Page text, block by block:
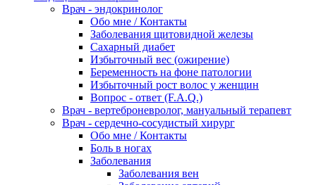
Врач - эндокринолог
Обо мне / Контакты
Заболевания щитовидной железы
Сахарный диабет
Избыточный вес (ожирение)
Беременность на фоне патологии
Избыточный рост волос у женщин
Вопрос - ответ (F.A.Q.)
Врач - вертеброневролог, мануальный терапевт
Врач - сердечно-сосудистый хирург
Обо мне / Контакты
Боль в ногах
Заболевания
Заболевания вен